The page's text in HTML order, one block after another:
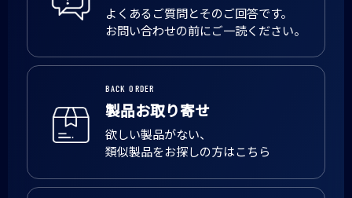
よくあるご質問とそのご回答です。
お問い合わせの前にご一読ください。
BACK ORDER
製品お取り寄せ
欲しい製品がない、
類似製品をお探しの方はこちら